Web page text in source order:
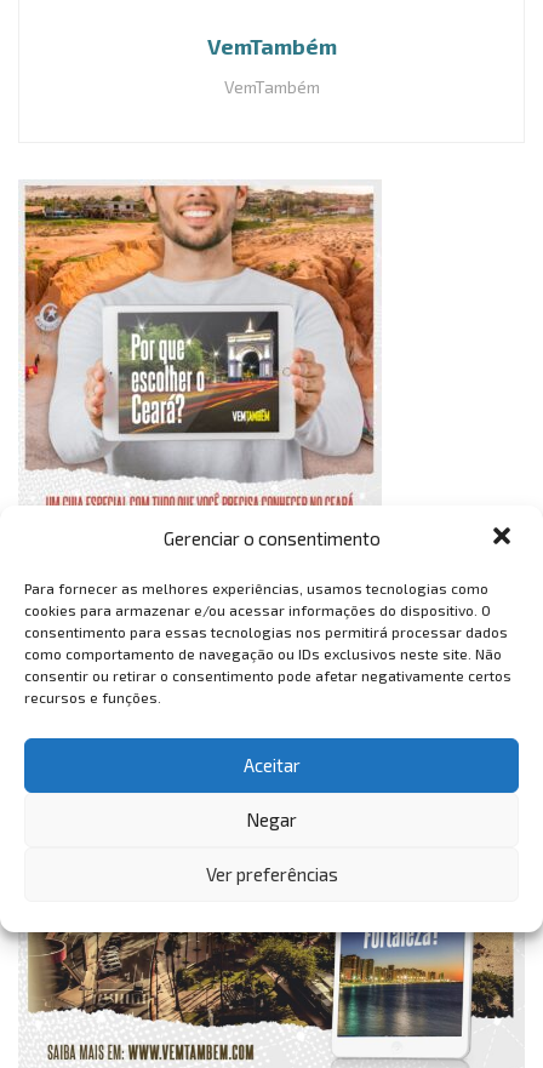
Gerenciar o consentimento
Para fornecer as melhores experiências, usamos tecnologias como
cookies para armazenar e/ou acessar informações do dispositivo. O
consentimento para essas tecnologias nos permitirá processar dados
como comportamento de navegação ou IDs exclusivos neste site. Não
consentir ou retirar o consentimento pode afetar negativamente certos
recursos e funções.
Aceitar
Negar
Ver preferências
VemTambém
VemTambém